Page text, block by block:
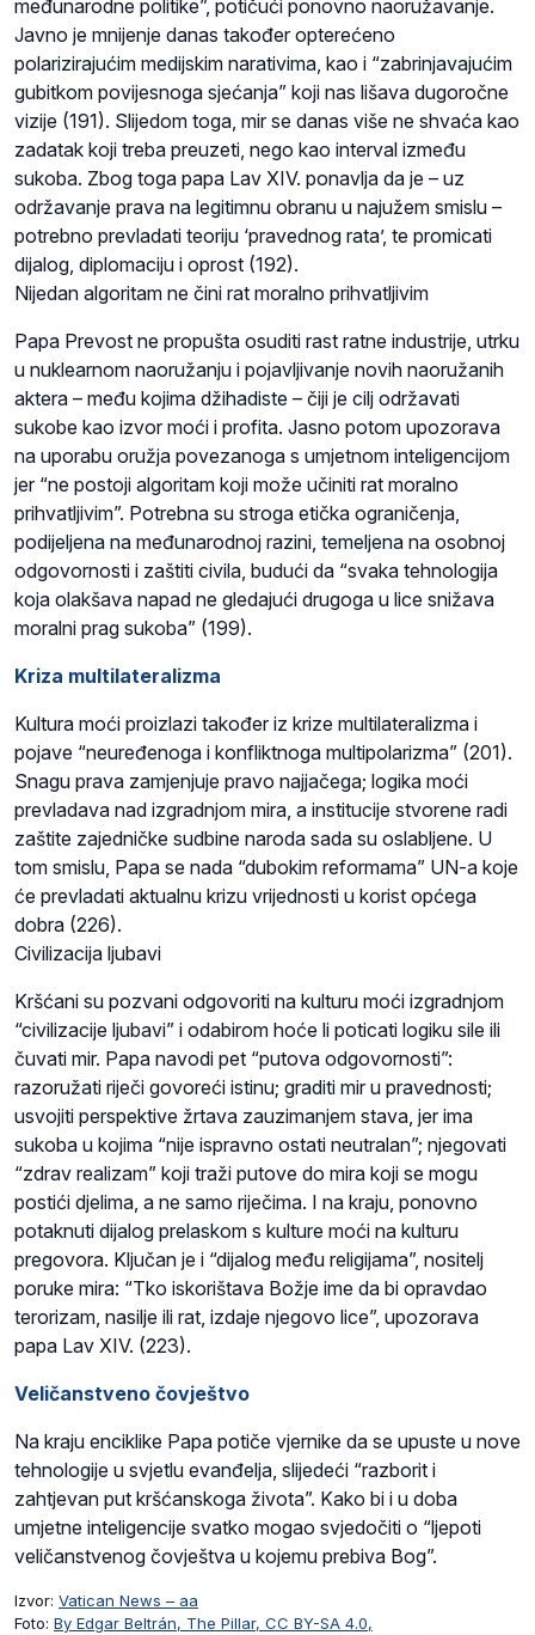
međunarodne politike”, potičući ponovno naoružavanje.
Javno je mnijenje danas također opterećeno
polarizirajućim medijskim narativima, kao i “zabrinjavajućim
gubitkom povijesnoga sjećanja” koji nas lišava dugoročne
vizije (191). Slijedom toga, mir se danas više ne shvaća kao
zadatak koji treba preuzeti, nego kao interval između
sukoba. Zbog toga papa Lav XIV. ponavlja da je – uz
održavanje prava na legitimnu obranu u najužem smislu –
potrebno prevladati teoriju ‘pravednog rata’, te promicati
dijalog, diplomaciju i oprost (192).
Nijedan algoritam ne čini rat moralno prihvatljivim
Papa Prevost ne propušta osuditi rast ratne industrije, utrku
u nuklearnom naoružanju i pojavljivanje novih naoružanih
aktera – među kojima džihadiste – čiji je cilj održavati
sukobe kao izvor moći i profita. Jasno potom upozorava
na uporabu oružja povezanoga s umjetnom inteligencijom
jer “ne postoji algoritam koji može učiniti rat moralno
prihvatljivim”. Potrebna su stroga etička ograničenja,
podijeljena na međunarodnoj razini, temeljena na osobnoj
odgovornosti i zaštiti civila, budući da “svaka tehnologija
koja olakšava napad ne gledajući drugoga u lice snižava
moralni prag sukoba” (199).
Kriza multilateralizma
Kultura moći proizlazi također iz krize multilateralizma i
pojave “neuređenoga i konfliktnoga multipolarizma” (201).
Snagu prava zamjenjuje pravo najjačega; logika moći
prevladava nad izgradnjom mira, a institucije stvorene radi
zaštite zajedničke sudbine naroda sada su oslabljene. U
tom smislu, Papa se nada “dubokim reformama” UN-a koje
će prevladati aktualnu krizu vrijednosti u korist općega
dobra (226).
Civilizacija ljubavi
Kršćani su pozvani odgovoriti na kulturu moći izgradnjom
“civilizacije ljubavi” i odabirom hoće li poticati logiku sile ili
čuvati mir. Papa navodi pet “putova odgovornosti”:
razoružati riječi govoreći istinu; graditi mir u pravednosti;
usvojiti perspektive žrtava zauzimanjem stava, jer ima
sukoba u kojima “nije ispravno ostati neutralan”; njegovati
“zdrav realizam” koji traži putove do mira koji se mogu
postići djelima, a ne samo riječima. I na kraju, ponovno
potaknuti dijalog prelaskom s kulture moći na kulturu
pregovora. Ključan je i “dijalog među religijama”, nositelj
poruke mira: “Tko iskorištava Božje ime da bi opravdao
terorizam, nasilje ili rat, izdaje njegovo lice”, upozorava
papa Lav XIV. (223).
Veličanstveno čovještvo
Na kraju enciklike Papa potiče vjernike da se upuste u nove
tehnologije u svjetlu evanđelja, slijedeći “razborit i
zahtjevan put kršćanskoga života”. Kako bi i u doba
umjetne inteligencije svatko mogao svjedočiti o “ljepoti
veličanstvenog čovještva u kojemu prebiva Bog”.
Izvor: Vatican News – aa
Foto: By Edgar Beltrán, The Pillar, CC BY-SA 4.0,